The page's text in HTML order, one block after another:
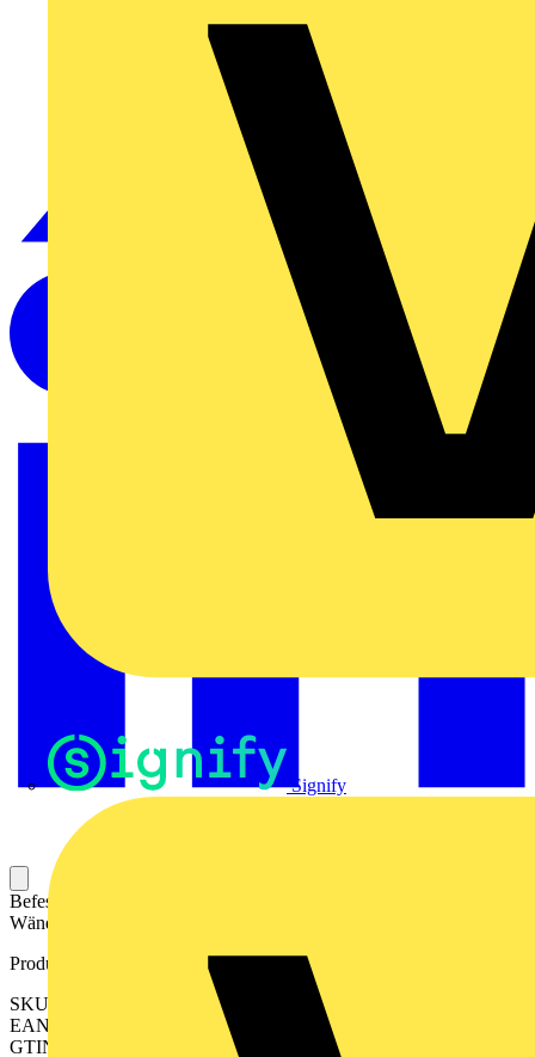
Signify
Befestigungselement des LED-Moduls für die Anbringung an
Wänden oder Maschinen.
Produktkennzeichen
SKU: 2614220000
EAN: 04050118651249
GTIN: 04050118651249